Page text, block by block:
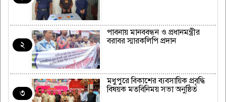
২
পাবনায় মানববন্ধন ও প্রধানমন্ত্রীর
বরাবর স্মারকলিপি প্রদান
৩
মধুপুরে বিকাশের ব্যবসায়িক প্রবৃদ্ধি
বিষয়ক মতবিনিময় সভা অনুষ্ঠিত